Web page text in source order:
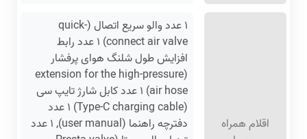
اقلام همراه
۱ عدد والو سریع اتصال (quick-
connect air valve) ۱ عدد رابط
افزایش طول شلنگ هوای پرفشار
(extension for the high-pressure
air hose) ۱ عدد کابل شارژ تایپ سی
(Type-C charging cable) ۱ عدد
دفترچه راهنما (user manual), ۱ عدد